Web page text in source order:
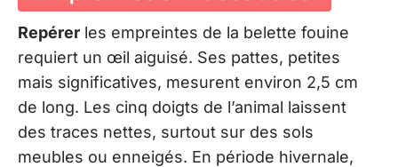
Repérer les empreintes de la belette fouine
requiert un œil aiguisé. Ses pattes, petites
mais significatives, mesurent environ 2,5 cm
de long. Les cinq doigts de l’animal laissent
des traces nettes, surtout sur des sols
meubles ou enneigés. En période hivernale,